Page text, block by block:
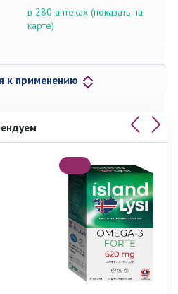
в 280 аптеках (показать на
карте)
к применению